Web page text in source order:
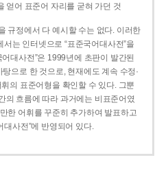
얻어 표준어 자리를 굳혀 가던 것
규정에서 다 예시할 수는 없다. 이러한
는 인터넷으로 “표준국어대사전”을
대사전”은 1999년에 초판이 발간된
으로 한 것으로, 현재에도 계속 수정·
의 표준어형을 확인할 수 있다. 그뿐
의 흐름에 따라 과거에는 비표준어였
한 어휘를 꾸준히 추가하여 발표하고
대사전”에 반영되어 있다.